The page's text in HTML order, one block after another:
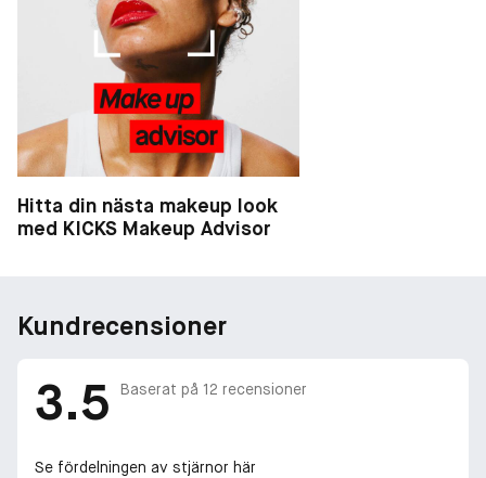
Hitta din nästa makeup look
med KICKS Makeup Advisor
Kundrecensioner
3.5 Baserat på 12 recensioner
Se fördelningen av stjärnor här